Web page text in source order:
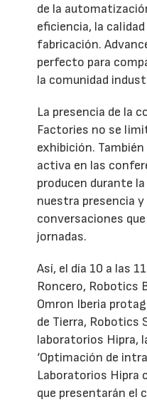
de la
eficiencia, la
fabricación.
perfecto para
la comunidad
La presencia de la
Factories no se
exhibición.
activa en las
producen durante
nuestra presencia
conversaciones
jornadas.
Así, el día 10 a las
Roncero, Robotics
Omron Iberia
de Tierra, Robotics
laboratorios Hipra,
‘Optimación de
Laboratorios Hipra
que presentarán el